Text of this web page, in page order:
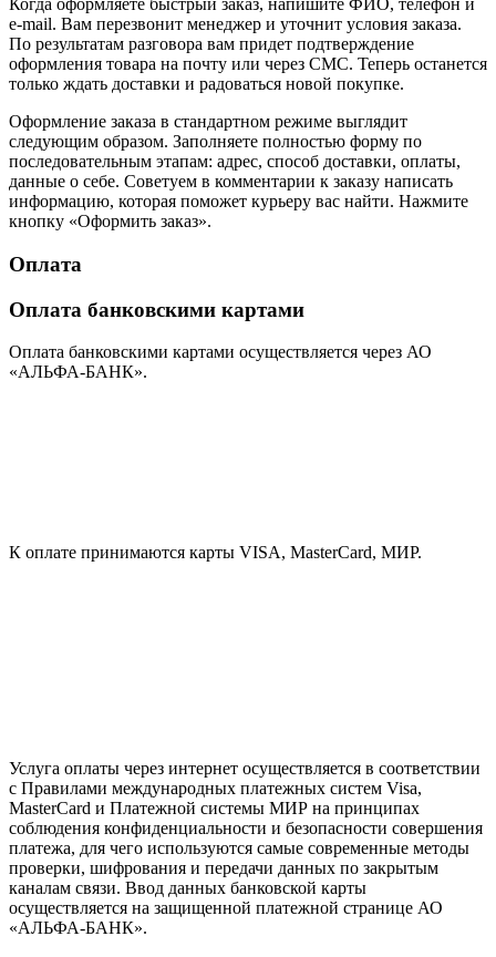
Когда оформляете быстрый заказ, напишите ФИО, телефон и
e-mail. Вам перезвонит менеджер и уточнит условия заказа.
По результатам разговора вам придет подтверждение
оформления товара на почту или через СМС. Теперь останется
только ждать доставки и радоваться новой покупке.
Оформление заказа в стандартном режиме выглядит
следующим образом. Заполняете полностью форму по
последовательным этапам: адрес, способ доставки, оплаты,
данные о себе. Советуем в комментарии к заказу написать
информацию, которая поможет курьеру вас найти. Нажмите
кнопку «Оформить заказ».
Оплата
Оплата банковскими картами
Оплата банковскими картами осуществляется через АО
«АЛЬФА-БАНК».
К оплате принимаются карты VISA, MasterCard, МИР.
Услуга оплаты через интернет осуществляется в соответствии
с Правилами международных платежных систем Visa,
MasterCard и Платежной системы МИР на принципах
соблюдения конфиденциальности и безопасности совершения
платежа, для чего используются самые современные методы
проверки, шифрования и передачи данных по закрытым
каналам связи. Ввод данных банковской карты
осуществляется на защищенной платежной странице АО
«АЛЬФА-БАНК».